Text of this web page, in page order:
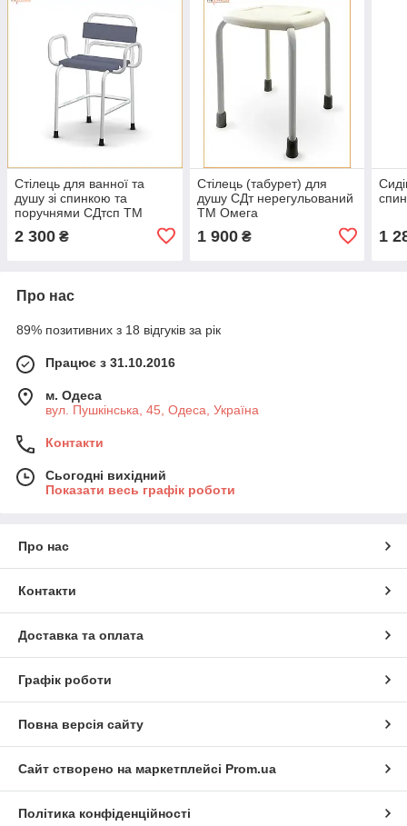
Стілець для ванної та
душу зі спинкою та
поручнями СДтсп ТМ
2 300 ₴
Стілець (табурет) для
душу СДт нерегульований
ТМ Омега
1 900₴ 1
Про нас
89% позитивних з 18 відгуків за рік
Працює з 31.10.2016
м. Одеса
вул. Пушкінська, 45, Одеса, Україна
Контакти
Сьогодні вихідний
Показати весь графік роботи
Про нас
Контакти
Доставка та оплата
Графік роботи
Повна версія сайту
Сайт створено на маркетплейсі Prom.ua
Політика конфіденційності